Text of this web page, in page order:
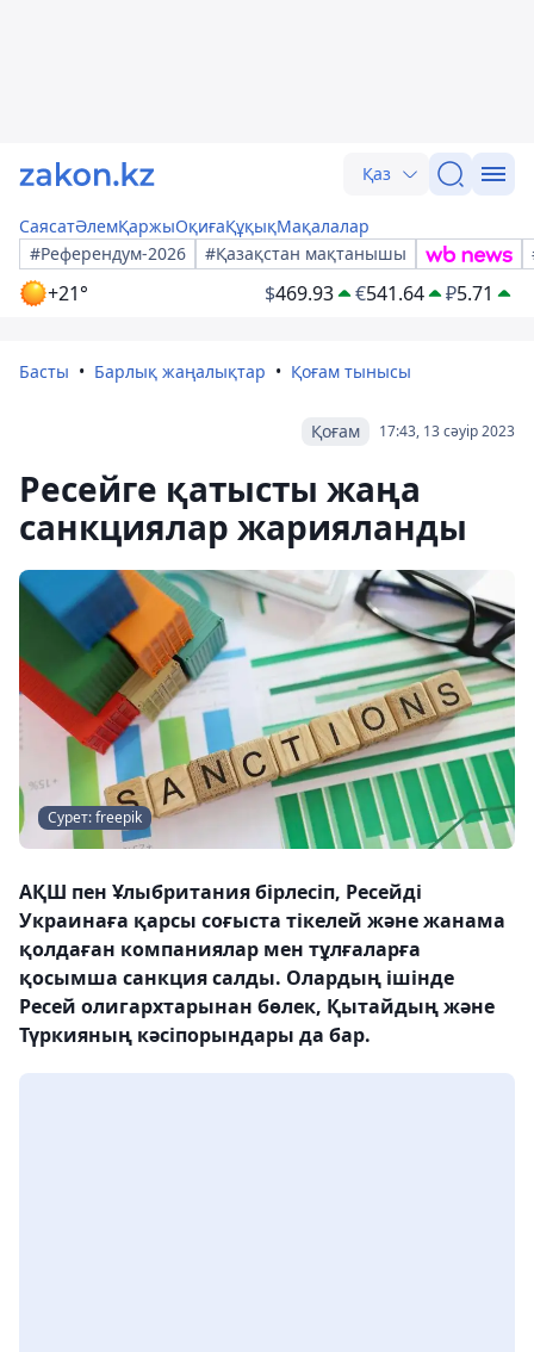
Қаз
СаясатӘлемҚаржыОқиғаҚұқықМақалалар
#Референдум-2026
#Қазақстан мақтанышы
+21° $469.93 €541.64 ₽5.71
Басты Барлық жаңалықтар Қоғам тынысы
17:43, 13 сәуір 2023
Қоғам
Ресейге қатысты жаңа
санкциялар жарияланды
Сурет: freepik
АҚШ пен Ұлыбритания бірлесіп, Ресейді
Украинаға қарсы соғыста тікелей және жанама
қолдаған компаниялар мен тұлғаларға
қосымша санкция салды. Олардың ішінде
Ресей олигархтарынан бөлек, Қытайдың және
Түркияның кәсіпорындары да бар.